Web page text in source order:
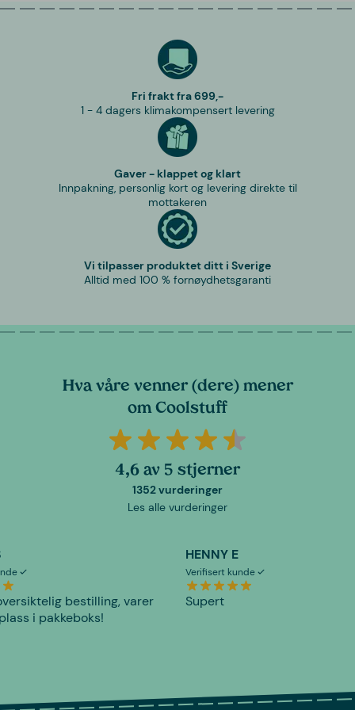
Fri frakt fra 699,-
1 - 4 dagers klimakompensert levering
Gaver - klappet og klart
Innpakning, personlig kort og levering direkte til
mottakeren
Vi tilpasser produktet ditt i Sverige
Alltid med 100 % fornøydhetsgaranti
Hva våre venner (dere) mener
om Coolstuff
4,6 av 5 stjerner
1352 vurderinger
Les alle vurderinger
bestilling, varer
i pakkeboks!
HENNY E
Verifisert kunde
Supert